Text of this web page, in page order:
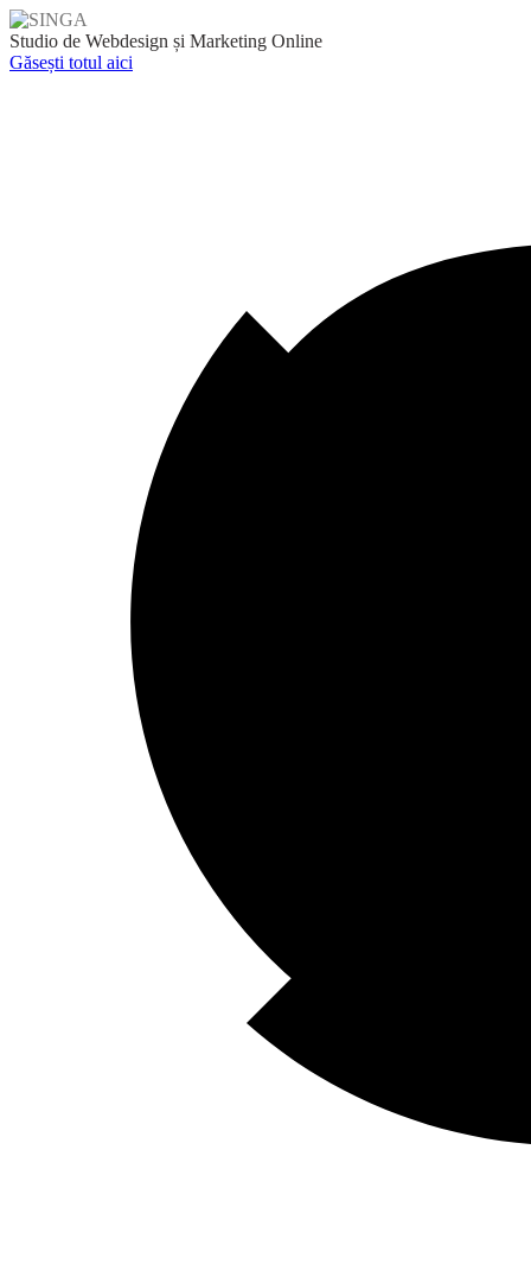
Skip
to
content
Studio de Webdesign și Marketing Online
Găsești totul aici